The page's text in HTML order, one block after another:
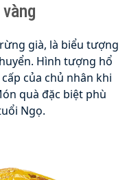
già, là biểu tượng
Hình tượng hổ
của chủ nhân khi
quà đặc biệt phù
Ngọ.